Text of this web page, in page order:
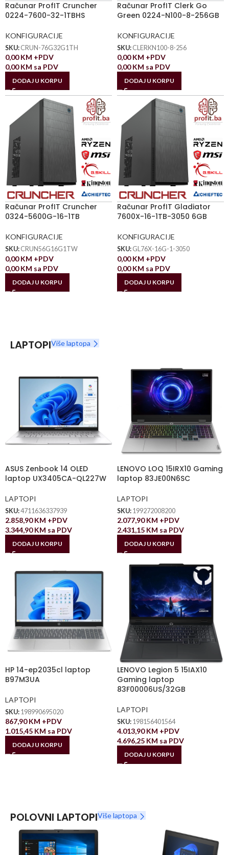
Računar ProfIT Cruncher
0224-7600-32-1TBHS
KONFIGURACIJE
SKU: CRUN-76G32G1TH
0,00KM +PDV
0,00KM sa PDV
DODAJ U KORPU
Računar ProfIT Clerk Go
Green 0224-N100-8-256GB
KONFIGURACIJE
SKU: CLERKN100-8-256
0,00KM +PDV
0,00KM sa PDV
DODAJ U KORPU
Računar ProfIT Cruncher
0324-5600G-16-1TB
KONFIGURACIJE
SKU: CRUN56G16G1TW
0,00KM +PDV
0,00KM sa PDV
DODAJ U KORPU
Računar ProfIT Gladiator
7600X-16-1TB-3050 6GB
KONFIGURACIJE
SKU: GL76X-16G-1-3050
0,00KM +PDV
0,00KM sa PDV
DODAJ U KORPU
LAPTOPIViše laptopa
ASUS Zenbook 14 OLED
laptop UX3405CA-QL227W
LAPTOPI
SKU:4711636337939
2.858,90KM +PDV
3.344,90KM sa PDV
DODAJ U KORPU
LENOVO LOQ 15IRX10 Gaming
laptop 83JE00N6SC
LAPTOPI
SKU: 199272008200
2.077,90KM +PDV
2.431,15 KM sa PDV
DODAJ U KORPU
HP 14-ep2035cl laptop
B97M3UA
LAPTOPI
SKU: 198990695020
867,90KM +PDV
1.015,45 KM sa PDV
DODAJ U KORPU
LENOVO Legion 5 15IAX10
Gaming laptop
83F00006US/32GB
LAPTOPI
SKU: 198156401564
4.013,90KM +PDV
4.696,25 KM sa PDV
DODAJ U KORPU
POLOVNI LAPTOPIViše laptopa